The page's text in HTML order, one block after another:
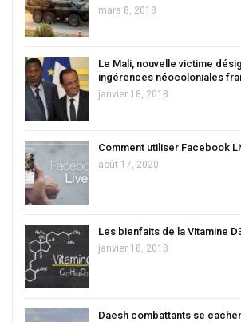
mars 8, 2018
Le Mali, nouvelle victime
ingérences néocoloniales
janvier 18, 2018
Comment utiliser Facebook
août 17, 2020
Les bienfaits de la Vitamine
janvier 18, 2018
Daesh combattants se